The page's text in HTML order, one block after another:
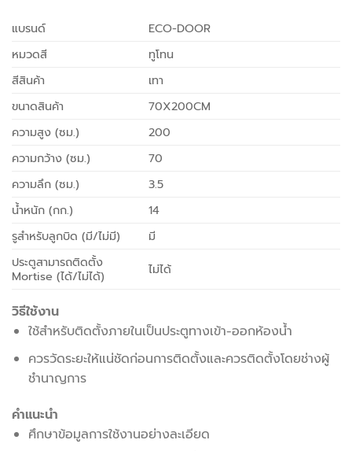
แบรนด์
ECO-DOOR
หมวดสี
ทูโทน
สีสินค้า
เทา
ขนาดสินค้า
70X200CM
ความสูง (ซม.)
200
ความกว้าง (ซม.)
70
ความลึก (ซม.)
3.5
น้ำหนัก (กก.)
14
รูสำหรับลูกบิด (มี/ไม่มี)
มี
ประตูสามารถติดตั้ง
Mortise (ได้/ไม่ได้)
ไม่ได้
วิธีใช้งาน
ใช้สำหรับติดตั้งภายในเป็นประตูทางเข้า-ออกห้องน้ำ
ควรวัดระยะให้แน่ชัดก่อนการติดตั้งและควรติดตั้งโดยช่างผู้
ชำนาญการ
คำแนะนำ
ศึกษาข้อมูลการใช้งานอย่างละเอียด